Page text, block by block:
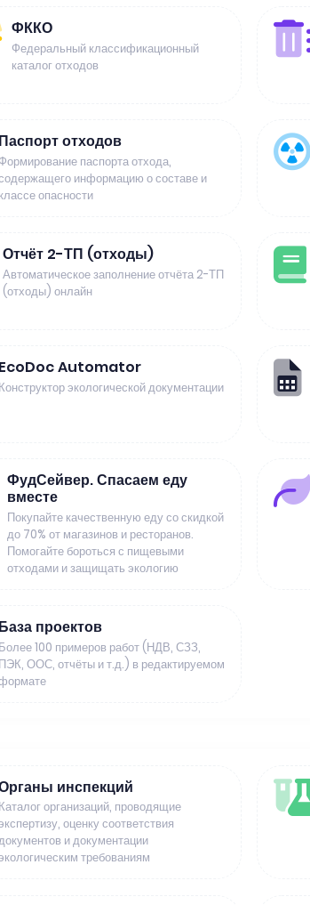
ФККО
Федеральный классификационный
каталог отходов
Паспорт отходов
Формирование паспорта отхода,
информацию о составе и
классе опасности
Отчёт 2-ТП (отходы)
Автоматическое заполнение отчёта 2-ТП
(отходы) онлайн
EcoDoc Automator
Конструктор экологической документации
ФудСейвер. Спасаем еду
вместе
Покупайте качественную еду со скидкой
до 70% от магазинов и ресторанов.
Помогайте бороться с пищевыми
отходами и защищать экологию
База проектов
Более 100 примеров работ (НДВ, СЗЗ,
ПЭК, ООС, отчёты и т.д.) в редактируемом
инспекций
Каталог организаций, проводящие
оценку соответствия
и документации
требованиям